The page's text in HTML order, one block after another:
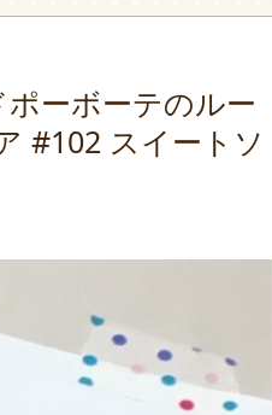
ポーボーテのルー
#102 スイートソ